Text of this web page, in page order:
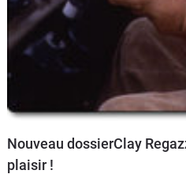
Nouveau dossierClay
plaisir !